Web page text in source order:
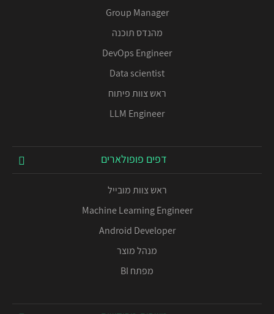
Group Manager
מהנדס תוכנה
DevOps Engineer
Data scientist
ראש צוות פיתוח
LLM Engineer
דפים פופולארים
ראש צוות מובייל
Machine Learning Engineer
Android Developer
מנהל מוצר
מפתח BI